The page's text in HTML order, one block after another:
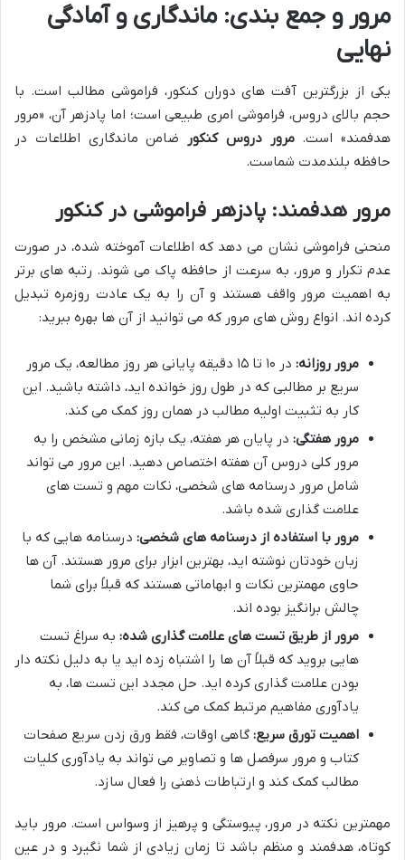
مرور و جمع بندی: ماندگاری و آمادگی
نهایی
یکی از بزرگترین آفت های دوران کنکور، فراموشی مطالب است. با
حجم بالای دروس، فراموشی امری طبیعی است؛ اما پادزهر آن، «مرور
هدفمند» است.مرور دروس کنکور
ضامن ماندگاری اطلاعات در
حافظه بلندمدت شماست.
مرور هدفمند: پادزهر فراموشی در کنکور
منحنی فراموشی نشان می دهد که اطلاعات آموخته شده، در صورت
عدم تکرار و مرور، به سرعت از حافظه پاک می شوند. رتبه های برتر
به اهمیت مرور واقف هستند و آن را به یک عادت روزمره تبدیل
کرده اند. انواع روش های مرور که می توانید از آن ها بهره ببرید:
مرور روزانه:
در ۱۰ تا ۱۵ دقیقه پایانی هر روز مطالعه، یک مرور
سریع بر مطالبی که در طول روز خوانده اید، داشته باشید. این
کار به تثبیت اولیه مطالب در همان روز کمک می کند.
مرور هفتگی: در پایان هر هفته، یک بازه زمانی مشخص را به
مرور کلی دروس آن هفته اختصاص دهید. این مرور می تواند
شامل مرور درسنامه های شخصی، نکات مهم و تست های
علامت گذاری شده باشد.
مرور با استفاده از درسنامه های شخصی: درسنامه هایی که با
زبان خودتان نوشته اید، بهترین ابزار برای مرور هستند. آن ها
حاوی مهمترین نکات و ابهاماتی هستند که قبلاً برای شما
چالش برانگیز بوده اند.
مرور از طریق تست های علامت گذاری شده: به سراغ تست
هایی بروید که قبلاً آن ها را اشتباه زده اید یا به دلیل نکته دار
بودن علامت گذاری کرده اید. حل مجدد این تست ها، به
یادآوری مفاهیم مرتبط کمک می کند.
اهمیت تورق سریع: گاهی اوقات، فقط ورق زدن سریع صفحات
کتاب و مرور سرفصل ها و تصاویر می تواند به یادآوری کلیات
مطالب کمک کند و ارتباطات ذهنی را فعال سازد.
مهمترین نکته در مرور، پیوستگی و پرهیز از وسواس است. مرور باید
کوتاه، هدفمند و منظم باشد تا زمان زیادی از شما نگیرد و در عین